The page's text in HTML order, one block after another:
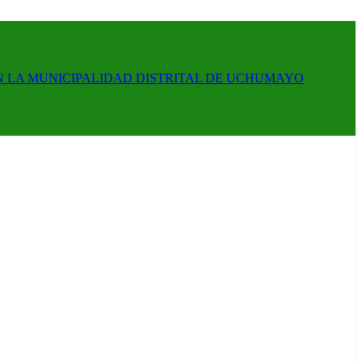
LA MUNICIPALIDAD DISTRITAL DE UCHUMAYO